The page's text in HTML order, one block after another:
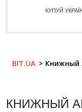
КУПУЙ
BIT.UA Книжный
КНИЖНЫЙ